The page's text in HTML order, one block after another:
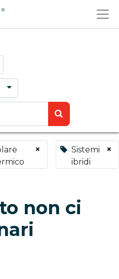
×
Sistemi
ibridi
×
non ci